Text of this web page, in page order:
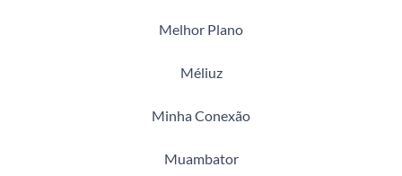
Melhor Plano
Méliuz
Minha Conexão
Muambator